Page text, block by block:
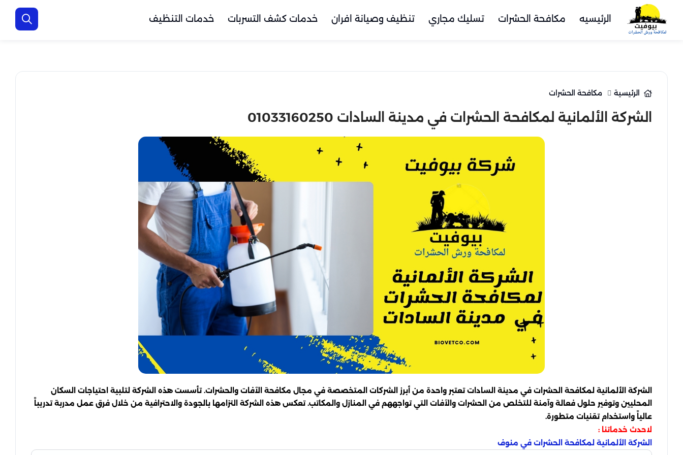
الرئيسيه مكافحة الحشرات تسليك مجاري تنظيف وصيانة افران خدمات كشف التسربات خدمات التنظيف
الرئيسية مكافحة الحشرات
الشركة الألمانية لمكافحة الحشرات في مدينة السادات 01033160250
الشركة الألمانية لمكافحة الحشرات في مدينة السادات تعتبر واحدة من أبرز الشركات المتخصصة في مجال مكافحة الآفات والحشرات. تأسست هذه الشركة لتلبية احتياجات السكان
المحليين وتوفير حلول فعالة وآمنة للتخلص من الحشرات والآفات التي تواجههم في المنازل والمكاتب. تعكس هذه الشركة التزامها بالجودة والاحترافية من خلال فرق عمل مدربة تدريباً
عالياً واستخدام تقنيات متطورة.
لاحدث خدماتنا :
الشركة الألمانية لمكافحة الحشرات في منوف